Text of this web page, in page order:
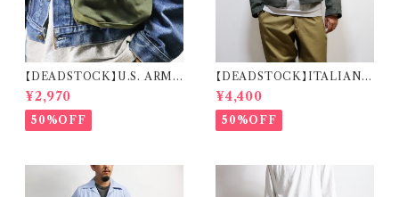
【DEADSTOCK】U.S. ARMY
CW-502 RADIO TRANSMI
SSION CABLE BAG 米軍 ラ
ジオケーブルバッグ
¥2,970
50%OFF
【DEADSTOCK】ITALIAN A
IR FORCE PILOT JACKET
イタリア軍 エアフォース パイロ
ットジャケット
¥4,400
50%OFF